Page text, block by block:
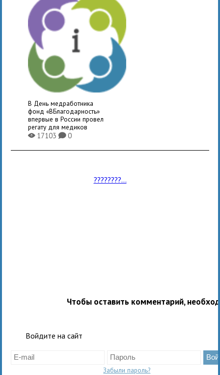
В День медработника
фонд «ВБлагодарность»
впервые в России провел
регату для медиков
X17103K0
????????...
Чтобы оставить комментарий,
Войдите на сайт
Забыли пароль?